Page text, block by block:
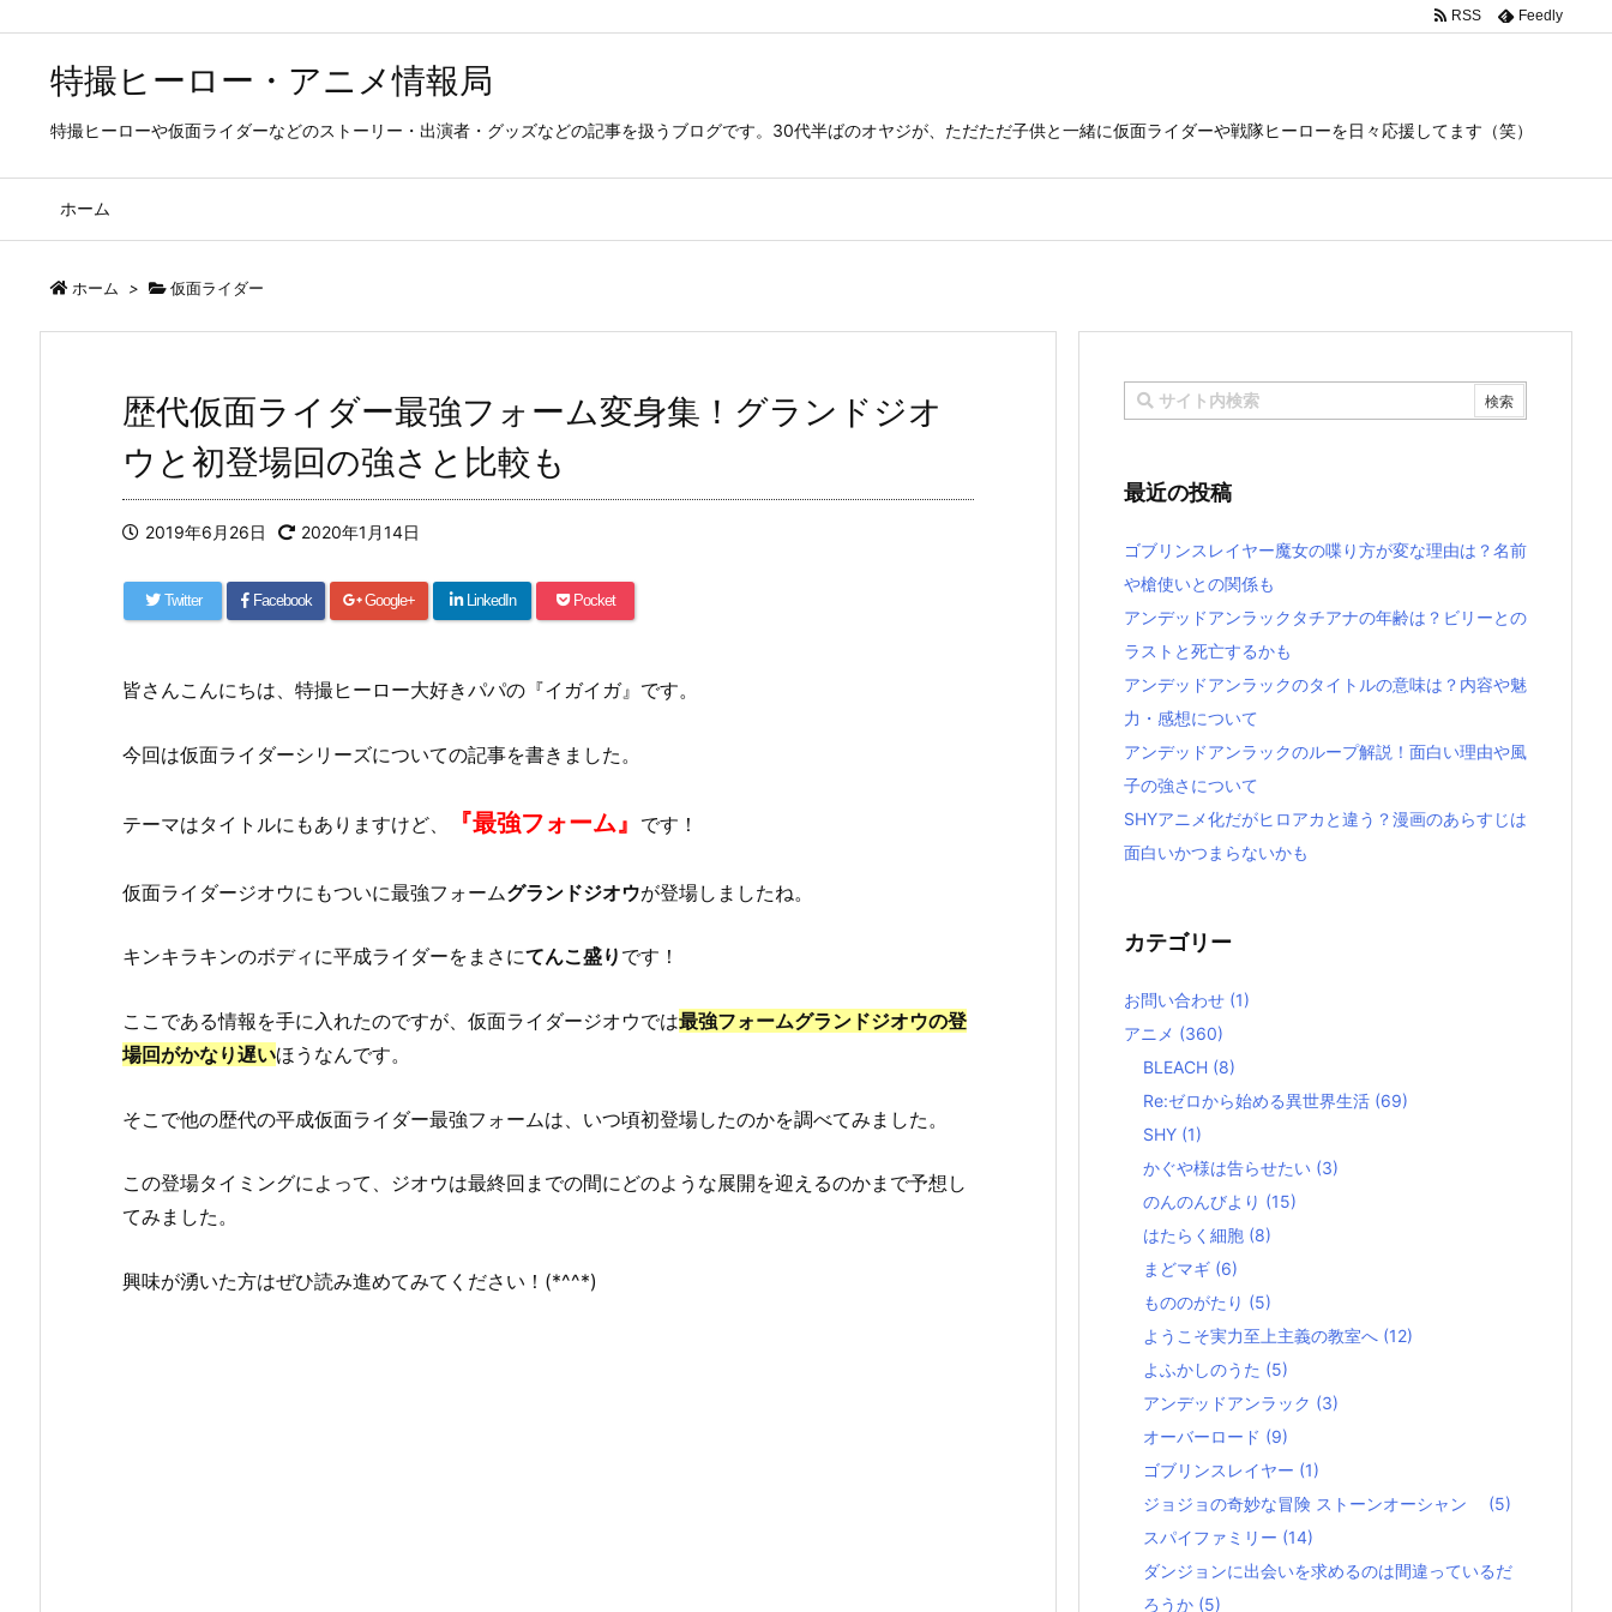
特撮ヒーロー・アニメ情報局
特撮ヒーローや仮面ライダーなどのストーリー・出演者・グッズなどの記事を扱うブログです。30代半ばのオヤジが、ただただ子供と一緒に仮面ライダーや戦隊ヒーローを日々応援してます（笑）
ホーム
RSS Feedly
ホーム > 仮面ライダー
歴代仮面ライダー最強フォーム変身集！グランドジオ
ウと初登場回の強さと比較も
2019年6月26日 2020年1月14日
Twitter Facebook Google+ LinkedIn Pocket
皆さんこんにちは、特撮ヒーロー大好きパパの『イガイガ』です。
今回は仮面ライダーシリーズについての記事を書きました。
テーマはタイトルにもありますけど、 『最強フォーム』 です！
仮面ライダージオウにもついに最強フォームグランドジオウが登場しましたね。
キンキラキンのボディに平成ライダーをまさにてんこ盛り です！
ここである情報を手に入れたのですが、仮面ライダージオウでは最強フォームグランドジオウの登
場回がかなり遅いほうなんです。
そこで他の歴代の平成仮面ライダー最強フォームは、いつ頃初登場したのかを調べてみました。
この登場タイミングによって、ジオウは最終回までの間にどのような展開を迎えるのかまで予想し
てみました。
興味が湧いた方はぜひ読み進めてみてください！(*^^*)
最近の投稿
ゴブリンスレイヤー魔女の喋り方が変な理由は？名前
や槍使いとの関係も
アンデッドアンラックタチアナの年齢は？ビリーとの
ラストと死亡するかも
アンデッドアンラックのタイトルの意味は？内容や魅
力・感想について
アンデッドアンラックのループ解説！面白い理由や風
子の強さについて
SHYアニメ化だがヒロアカと違う？漫画のあらすじは
面白いかつまらないかも
カテゴリー
お問い合わせ (1)
アニメ (360)
BLEACH (8)
Re:ゼロから始める異世界生活 (69)
SHY (1)
かぐや様は告らせたい (3)
のんのんびより (15)
はたらく細胞 (8)
まどマギ (6)
もののがたり (5)
ようこそ実力至上主義の教室へ (12)
よふかしのうた (5)
アンデッドアンラック (3)
オーバーロード (9)
ゴブリンスレイヤー (1)
ジョジョの奇妙な冒険 ストーンオーシャン (5)
スパイファミリー (14)
ダンジョンに出会いを求めるのは間違っているだ
ろうか (5)